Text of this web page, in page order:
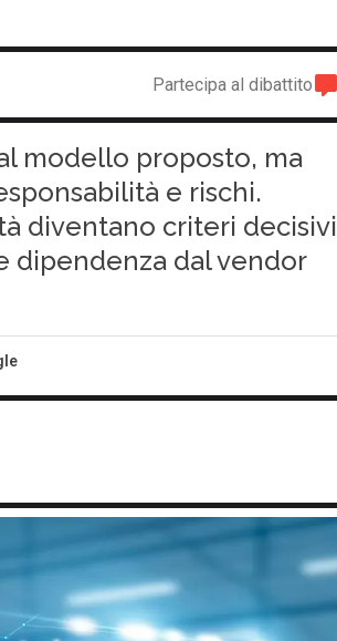
Partecipa al dibattito
modello proposto, ma
e rischi.
diventano criteri decisivi
dipendenza dal vendor